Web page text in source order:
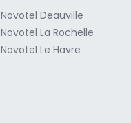
Novotel Deauville
Novotel La Rochelle
Novotel Le Havre